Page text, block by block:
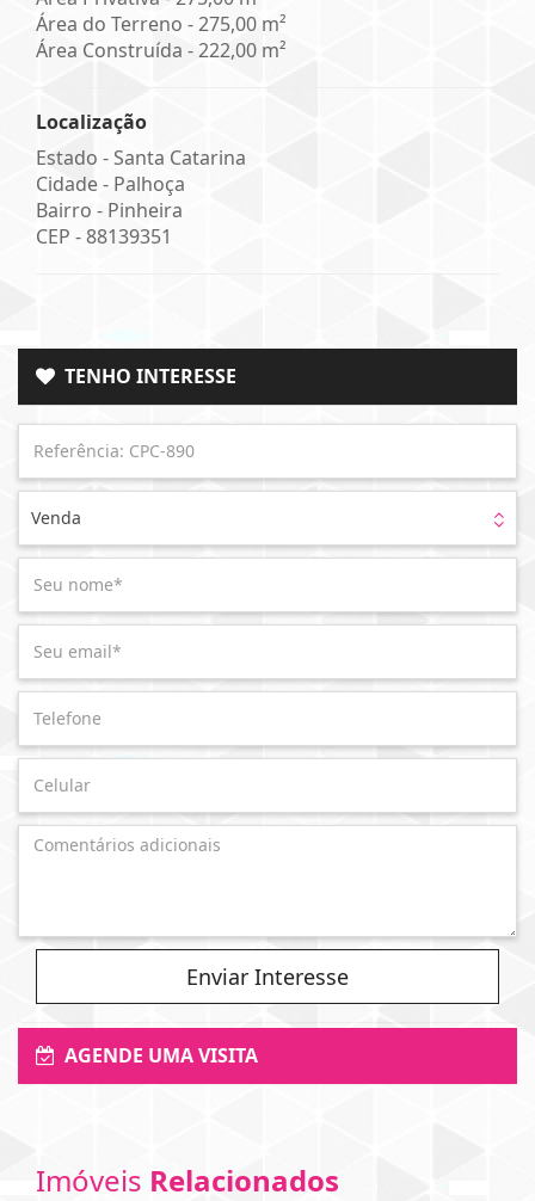
Área do Terreno - 275,00 m²
Área Construída - 222,00 m²
Localização
Estado -Santa Catarina
Cidade - Palhoça
Bairro - Pinheira
CEP -88139351
TENHO INTERESSE
Venda
Enviar Interesse
AGENDE UMA VISITA
Imóveis Relacionados